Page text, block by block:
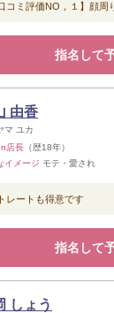
口コミ評価NO，１】顔
指名して
由香
マ ユカ
店長 （歴18年）
イメージ モテ・愛され
レートも得意です
指名して
しょう